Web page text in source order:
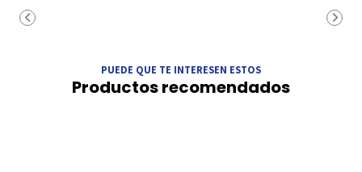
PUEDE QUE TE INTERESEN ESTOS
Productos recomendados